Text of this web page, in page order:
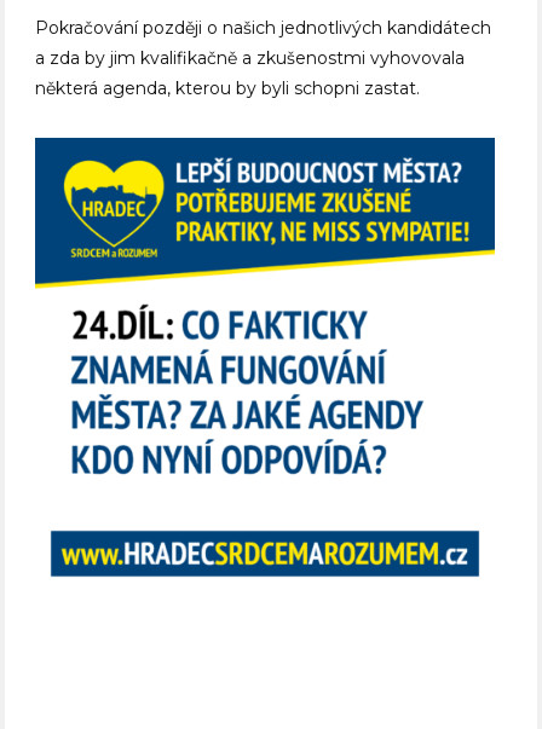
Pokračování později o našich jednotlivých kandidátech
a zda by jim kvalifikačně a zkušenostmi vyhovovala
některá agenda, kterou by byli schopni zastat.